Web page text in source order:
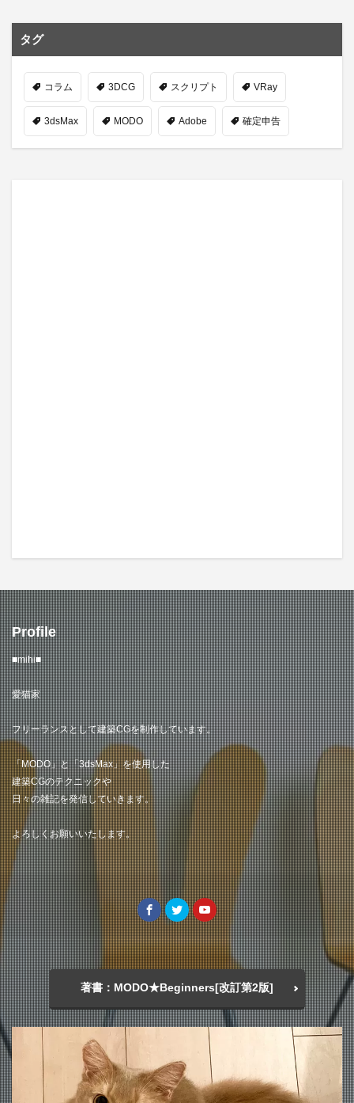
タグ
コラム 3DCG スクリプト VRay
3dsMax MODO Adobe 確定申告
Profile
■mihi■
愛猫家
フリーランスとして建築CGを制作しています。
「MODO」と「3dsMax」を使用した
建築CGのテクニックや
日々の雑記を発信していきます。
よろしくお願いいたします。
著書：MODO★Beginners[改訂第2版]